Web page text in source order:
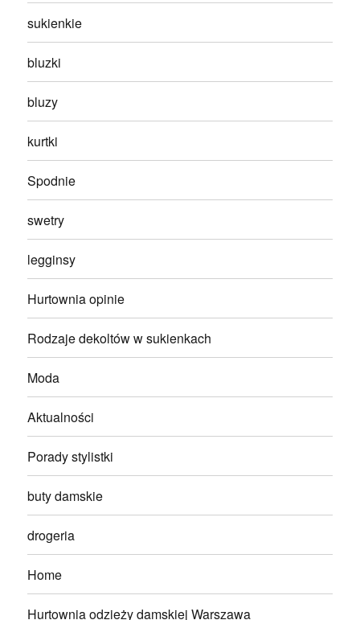
sukienkie
bluzki
bluzy
kurtki
Spodnie
swetry
legginsy
Hurtownia opinie
Rodzaje dekoltów w sukienkach
Moda
Aktualności
Porady stylistki
buty damskie
drogeria
Home
Hurtownia odzieży damskiej Warszawa